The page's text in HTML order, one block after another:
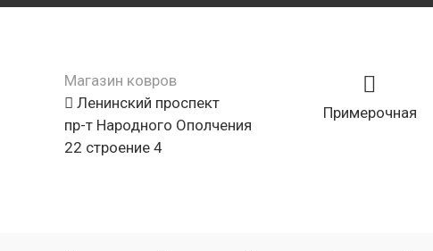
Магазин ковров
Ленинский проспект
пр-т Народного Ополчения
22 строение 4
Примерочная